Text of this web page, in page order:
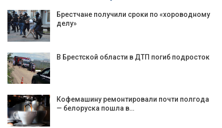
Брестчане получили сроки по «хороводному
делу»
В Брестской области в ДТП погиб подросток
Кофемашину ремонтировали почти полгода
— белоруска пошла в…